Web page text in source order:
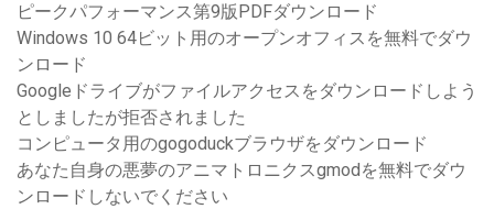
ピークパフォーマンス第9版PDFダウンロード
Windows 10 64ビット用のオープンオフィスを無料でダウ
ンロード
Googleドライブがファイルアクセスをダウンロードしよう
としましたが拒否されました
コンピュータ用のgogoduckブラウザをダウンロード
あなた自身の悪夢のアニマトロニクスgmodを無料でダウ
ンロードしないでください